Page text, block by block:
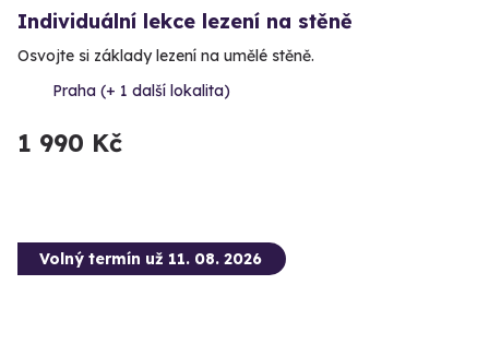
Individuální lekce lezení na stěně
Osvojte si základy lezení na umělé stěně.
Praha (+ 1 další lokalita)
1 990 Kč
Volný termín už 11. 08. 2026